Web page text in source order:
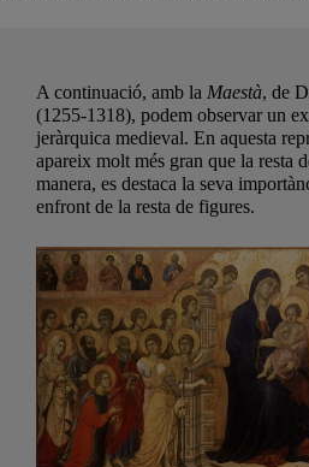
A continuació, amb la Maestà, de
(1255-1318), podem observar un
jeràrquica medieval. En aquesta
apareix molt més gran que la resta
manera, es destaca la seva
enfront de la resta de figures.